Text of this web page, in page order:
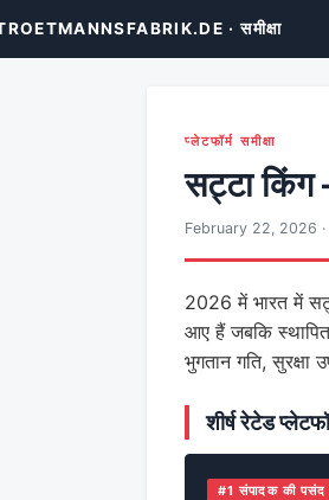
· समीक्षा
प्लेटफॉर्म समीक्षा
सट्टा किंग
February 22, 2026 ·
2026 में भारत में
आए हैं जबकि
भुगतान गति, सुरक्षा
शीर्ष रेटेड
#1 संपादक की पसंद